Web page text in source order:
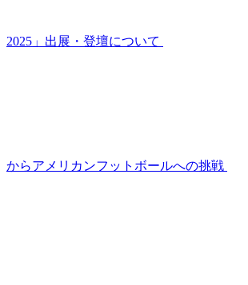
2025」出展・登壇について
からアメリカンフットボールへの挑戦